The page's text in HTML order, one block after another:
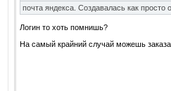
почта яндекса. Создавалась как просто
Логин то хоть помнишь?
На самый крайний случай можешь